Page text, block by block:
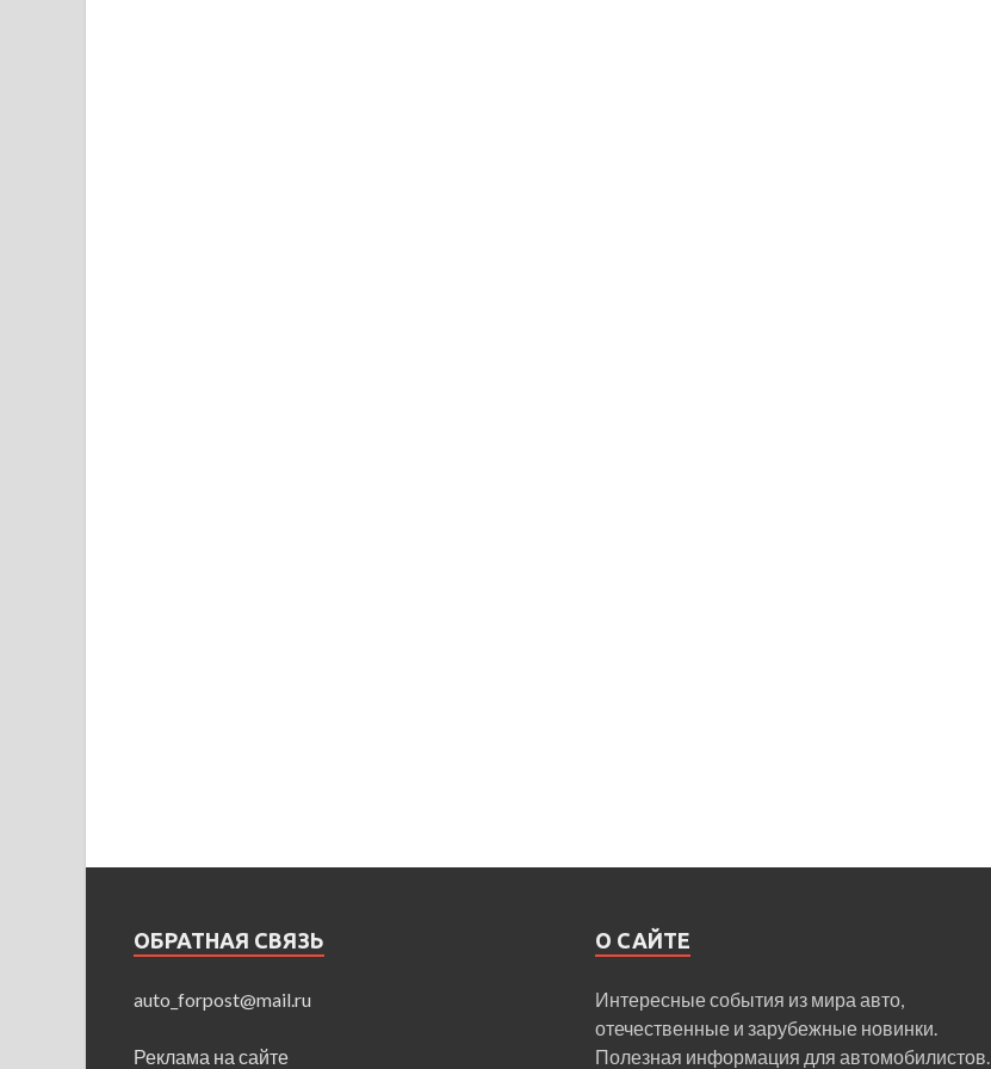
ОБРАТНАЯ СВЯЗЬ
auto_forpost@mail.ru
Реклама на сайте
О САЙТЕ
Интересные события из мира авто,
отечественные и зарубежные новинки.
Полезная информация для автомобилистов.